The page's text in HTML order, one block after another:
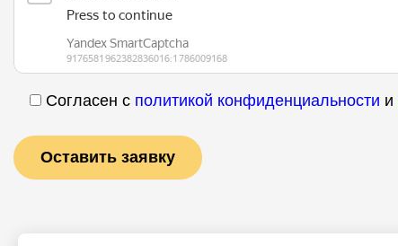
Согласен с политикой конфиденциальности и